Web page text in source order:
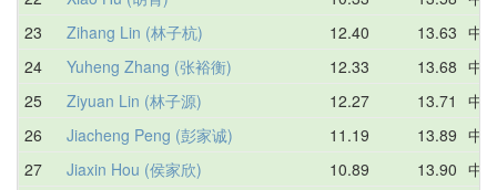
23
Zihang Lin (林子杭) 12.40 13.63 中
24
Yuheng Zhang (张裕衡) 12.33 13.68 中
25
Ziyuan Lin (林子源) 12.27 13.71
中
26
Jiacheng Peng (彭家诚) 11.19 13.89 中
27
Jiaxin Hou (侯家欣) 10.89 13.90 中